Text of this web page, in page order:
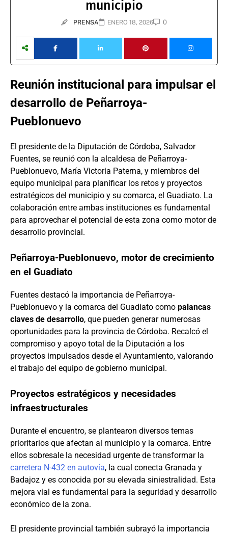
municipio
PRENSA ENERO 18, 2026 0
Reunión institucional para impulsar el
desarrollo de Peñarroya-
Pueblonuevo
El presidente de la Diputación de Córdoba, Salvador
Fuentes, se reunió con la alcaldesa de Peñarroya-
Pueblonuevo, María Victoria Paterna, y miembros del
equipo municipal para planificar los retos y proyectos
estratégicos del municipio y su comarca, el Guadiato. La
colaboración entre ambas instituciones es fundamental
para aprovechar el potencial de esta zona como motor de
desarrollo provincial.
Peñarroya-Pueblonuevo, motor de crecimiento
en el Guadiato
Fuentes destacó la importancia de Peñarroya-
Pueblonuevo y la comarca del Guadiato como palancas
claves de desarrollo, que pueden generar numerosas
oportunidades para la provincia de Córdoba. Recalcó el
compromiso y apoyo total de la Diputación a los
proyectos impulsados desde el Ayuntamiento, valorando
el trabajo del equipo de gobierno municipal.
Proyectos estratégicos y necesidades
infraestructurales
Durante el encuentro, se plantearon diversos temas
prioritarios que afectan al municipio y la comarca. Entre
ellos sobresale la necesidad urgente de transformar la
carretera N-432 en autovía, la cual conecta Granada y
Badajoz y es conocida por su elevada siniestralidad. Esta
mejora vial es fundamental para la seguridad y desarrollo
económico de la zona.
El presidente provincial también subrayó la importancia